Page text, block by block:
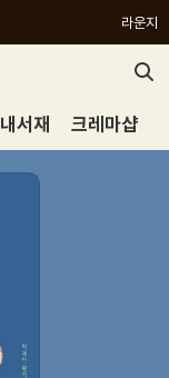
라운지
내서재 크레마샵